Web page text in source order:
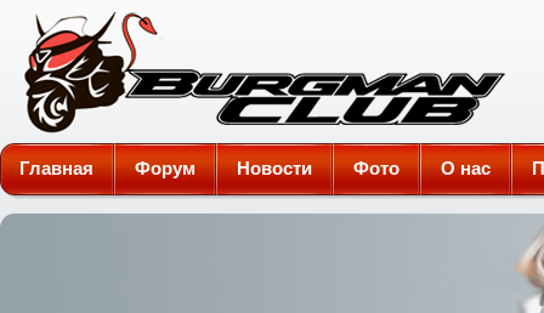
Burgman-Club
Главная Форум Новости Фото О нас